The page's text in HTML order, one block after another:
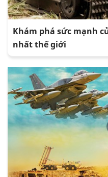
Khám phá sức mạnh
nhất thế giới